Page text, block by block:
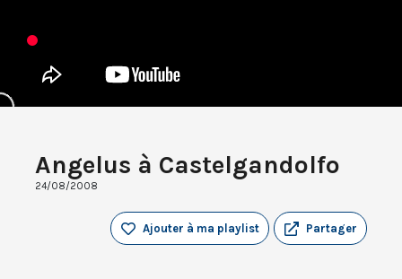
Angelus à Castelgandolfo
24/08/2008
Partager
Ajouter à ma playlist